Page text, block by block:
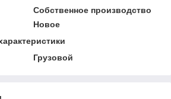
Собственное производство
Новое
Грузовой